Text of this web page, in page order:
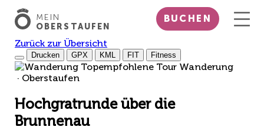
MEIN
OBERSTAUFEN
BUCHEN
Zurück zur Übersicht
Drucken GPX KML FIT Fitness
Topempfohlene Tour Wanderung
· Oberstaufen
Hochgratrunde über die
Brunnenau